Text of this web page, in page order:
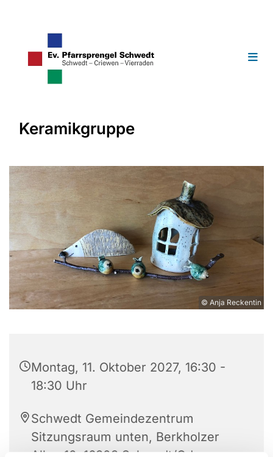
Keramikgruppe
© Anja Reckentin
Montag, 11. Oktober 2027, 16:30 -
18:30 Uhr
Schwedt Gemeindezentrum
Sitzungsraum unten, Berkholzer